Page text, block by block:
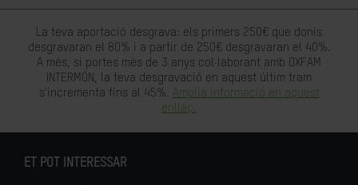
La teva aportació desgrava: els primers 250€ que donis
desgravaran el 80% i a partir de 250€ desgravaran el 40%.
A més, si portes més de 3 anys col·laborant amb OXFAM
INTERMÓN, la teva desgravació en aquest últim tram
s'incrementa fins al 45%. Amplia informació en aquest
enllaç.
ET POT INTERESSAR